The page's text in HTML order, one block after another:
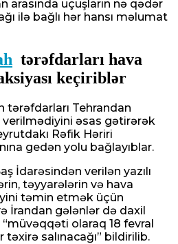
arasında uçuşların nə qədər
ilə bağlı hər hansı məlumat
tərəfdarları hava
keçiriblər
tərəfdarları Tehrandan
verilmədiyini əsas gətirərək
Rəfik Həriri
gedən yolu bağlayıblar.
İdarəsindən verilən yazılı
təyyarələrin və hava
təmin etmək üçün
İrandan gələnlər də daxil
olaraq 18 fevral
salınacağı” bildirilib.